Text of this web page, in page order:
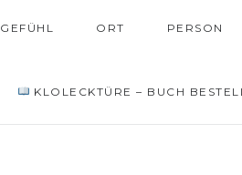
GEFÜHL ORT PERSON
KLOLECKTÜRE – BUCH